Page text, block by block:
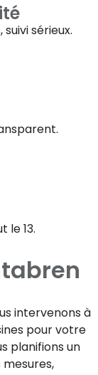
sérieux.
le 13.
intervenons à
pour votre
planifions un